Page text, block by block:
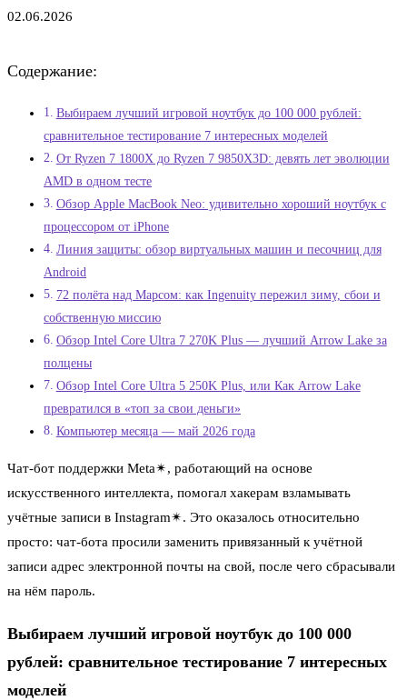
02.06.2026
Содержание:
Выбираем лучший игровой ноутбук до 100 000 рублей:
сравнительное тестирование 7 интересных моделей
От Ryzen 7 1800X до Ryzen 7 9850X3D: девять лет эволюции
AMD в одном тесте
Обзор Apple MacBook Neo: удивительно хороший ноутбук с
процессором от iPhone
Линия защиты: обзор виртуальных машин и песочниц для
Android
72 полёта над Марсом: как Ingenuity пережил зиму, сбои и
собственную миссию
Обзор Intel Core Ultra 7 270K Plus — лучший Arrow Lake за
полцены
Обзор Intel Core Ultra 5 250K Plus, или Как Arrow Lake
превратился в «топ за свои деньги»
Компьютер месяца — май 2026 года
Чат-бот поддержки Meta✴, работающий на основе
искусственного интеллекта, помогал хакерам взламывать
учётные записи в Instagram✴. Это оказалось относительно
просто: чат-бота просили заменить привязанный к учётной
записи адрес электронной почты на свой, после чего сбрасывали
на нём пароль.
Выбираем лучший игровой ноутбук до 100 000
рублей: сравнительное тестирование 7 интересных
моделей